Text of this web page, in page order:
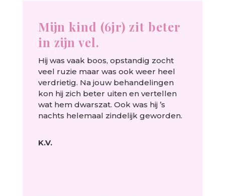
Mijn kind (6jr) zit beter
in zijn vel.
Hij was vaak boos, opstandig zocht
veel ruzie maar was ook weer heel
verdrietig. Na jouw behandelingen
kon hij zich beter uiten en vertellen
wat hem dwarszat. Ook was hij ’s
nachts helemaal zindelijk geworden.
K.V.